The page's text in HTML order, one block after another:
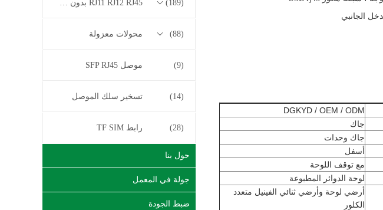
RJ11 RJ12 RJ45 بدون سلسلة المحولات (189)
محولات معزولة (88)
موصل SFP RJ45 (9)
تسخير سلك الموصل (14)
رابط TF SIM (28)
حول بنا
جولة في المعمل
ضبط الجودة
الجانبي
DGKYD / OEM / ODM
جاك
جاك وحدات
أسفل
مع توقف اللوحة
لوحة الدوائر المطبوعة
أرضي لوحة وأرضي ثنائي الفينيل متعدد
الكلور